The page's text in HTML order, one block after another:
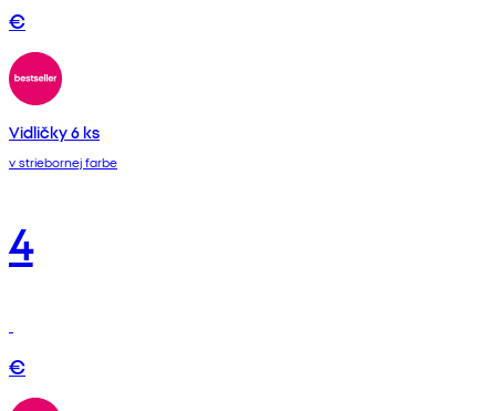
€
Vidličky 6 ks
v striebornej farbe
4
€